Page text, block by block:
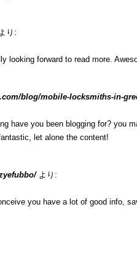
より:
looking forward to read more.
blog/mobile-locksmiths-in-
have you been blogging for? you
let alone the content!
より:
you have a lot of good info,